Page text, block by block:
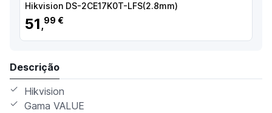
Hikvision DS-2CE17K0T-LFS(2.8mm)
51 ,99 €
Descrição
Hikvision
Gama VALUE